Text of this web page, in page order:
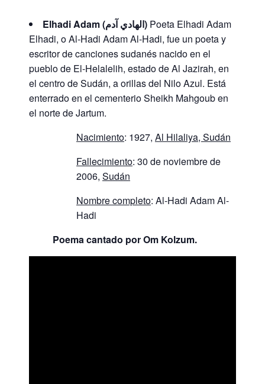
Elhadi Adam (الهادي آدم) Poeta Elhadi Adam
Elhadi, o Al-Hadi Adam Al-Hadi, fue un poeta y
escritor de canciones sudanés nacido en el
pueblo de El-Helalelih, estado de Al Jazirah, en
el centro de Sudán, a orillas del Nilo Azul. Está
enterrado en el cementerio Sheikh Mahgoub en
el norte de Jartum.
Nacimiento: 1927, Al Hilaliya, Sudán
Fallecimiento: 30 de noviembre de
2006, Sudán
Nombre completo: Al-Hadi Adam Al-
Hadi
Poema cantado por Om Kolzum.